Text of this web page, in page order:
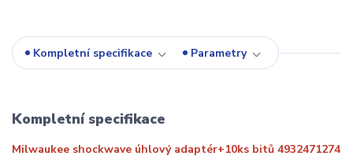
Kompletní specifikace Parametry
Kompletní specifikace
Milwaukee shockwave úhlový adaptér+10ks bitů 4932471274